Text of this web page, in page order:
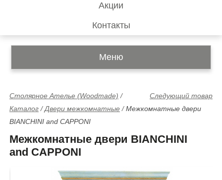
Акции
Контакты
Меню
Следующий товар
Столярное Ателье (Woodmade) /
Каталог /Двери межкомнатные /Межкомнатные двери
BIANCHINI and CAPPONI
Межкомнатные двери BIANCHINI
and CAPPONI